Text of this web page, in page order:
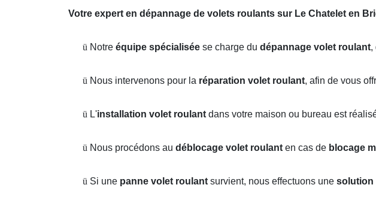
Votre expert en dépannage de volets roulants sur Le Chatelet en
ü Notre équipe spécialisée se charge du dépannage volet roulant,
ü Nous intervenons pour la réparation volet roulant, afin de vous
ü L'installation volet roulant dans votre maison ou bureau est
ü Nous procédons au déblocage volet roulant en cas de blocage
ü Si une panne volet roulant survient, nous effectuons une solution